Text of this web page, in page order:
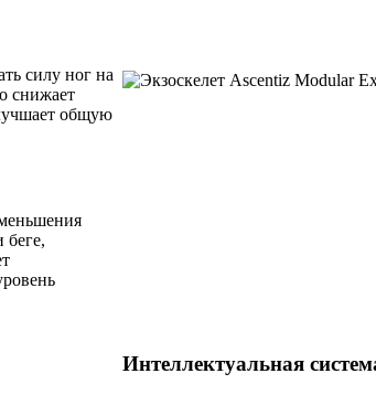
силу ног на
снижает
общую
беге,
Интеллектуальная